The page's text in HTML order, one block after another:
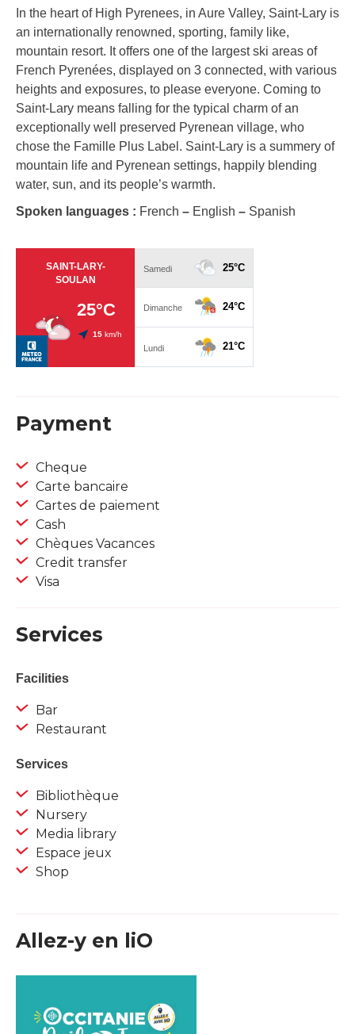
In the heart of High Pyrenees, in Aure Valley, Saint-Lary is
an internationally renowned, sporting, family like,
mountain resort. It offers one of the largest ski areas of
French Pyrenées, displayed on 3 connected, with various
heights and exposures, to please everyone. Coming to
Saint-Lary means falling for the typical charm of an
exceptionally well preserved Pyrenean village, who
chose the Famille Plus Label. Saint-Lary is a summery of
mountain life and Pyrenean settings, happily blending
water, sun, and its people’s warmth.
Spoken languages : French – English – Spanish
Payment
Cheque
Carte bancaire
Cartes de paiement
Cash
Chèques Vacances
Credit transfer
Visa
Services
Facilities
Bar
Restaurant
Services
Bibliothèque
Nursery
Media library
Espace jeux
Shop
Allez-y en liO